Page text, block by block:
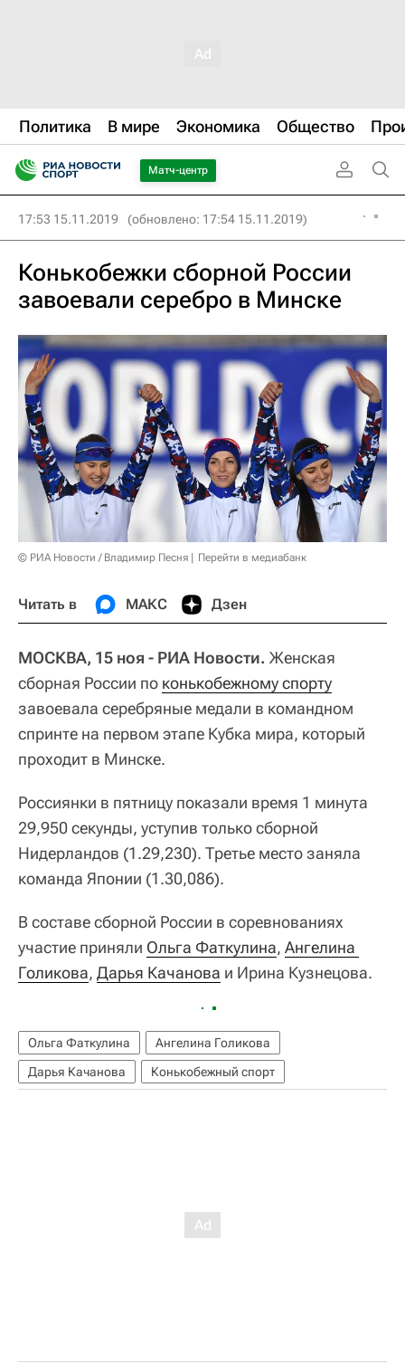
Политика В мире Экономика Общество
Матч-центр
17:53 15.11.2019 (обновлено: 17:54 15.11.2019)
Конькобежки сборной России
завоевали серебро в Минске
© РИА Новости / Владимир Песня Перейти в медиабанк
Читать в МАКС Дзен
МОСКВА, 15 ноя - РИА Новости. Женская
сборная России по конькобежному спорту
завоевала серебряные медали в командном
спринте на первом этапе Кубка мира, который
проходит в Минске.
Россиянки в пятницу показали время 1 минута
29,950 секунды, уступив только сборной
Нидерландов (1.29,230). Третье место заняла
команда Японии (1.30,086).
В составе сборной России в соревнованиях
участие приняли Ольга Фаткулина, Ангелина
Голикова, Дарья Качанова и Ирина Кузнецова.
Ольга Фаткулина
Ангелина Голикова
Дарья Качанова
Конькобежный спорт